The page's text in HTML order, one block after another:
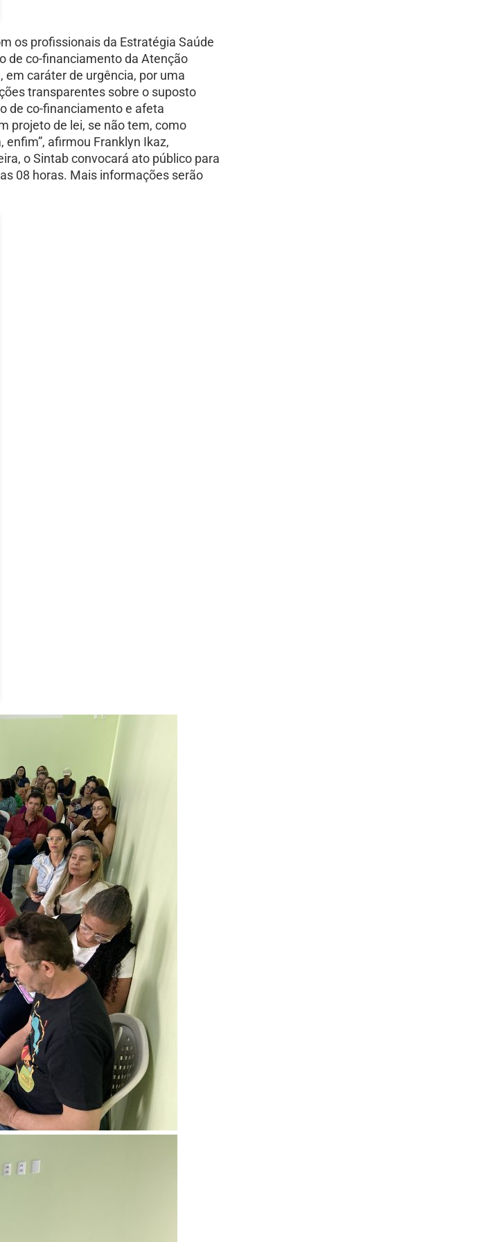
os profissionais da Estratégia Saúde
de co-financiamento da Atenção
em caráter de urgência, por uma
transparentes sobre o suposto
de co-financiamento e afeta
projeto de lei, se não tem, como
afirmou Franklyn Ikaz,
o Sintab convocará ato público para
08 horas. Mais informações serão